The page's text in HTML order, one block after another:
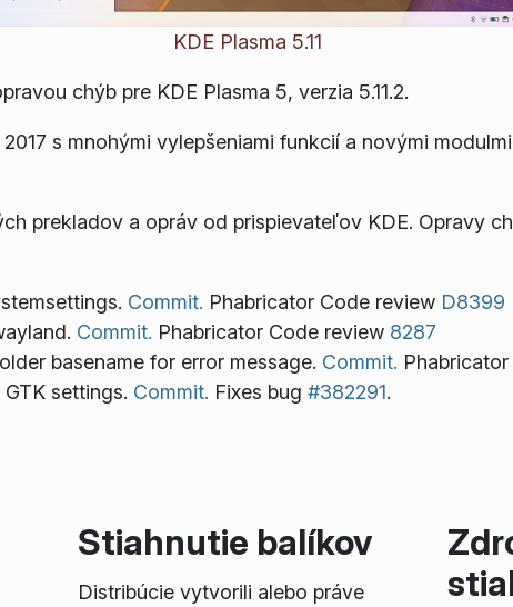
KDE Plasma 5.11
chýb pre KDE Plasma 5, verzia 5.11.2.
s mnohými vylepšeniami funkcií a novými
prekladov a opráv od prispievateľov KDE. Opravy
Commit. Phabricator Code review D8399
Commit. Phabricator Code review 8287
basename for error message. Commit.
settings. Commit. Fixes bug #382291.
Stiahnutie balíkov
Distribúcie vytvorili alebo práve